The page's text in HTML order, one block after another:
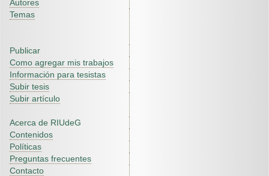
Autores
Temas
Publicar
Como agregar mis trabajos
Información para tesistas
Subir tesis
Subir artículo
Acerca de RIUdeG
Contenidos
Políticas
Preguntas frecuentes
Contacto